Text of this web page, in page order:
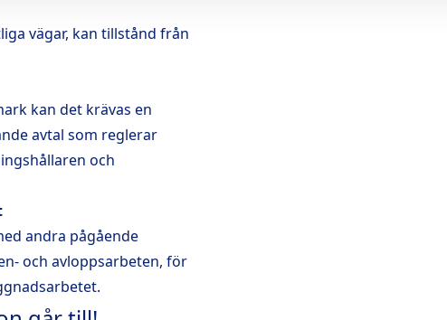
vägar, kan tillstånd från
kan det krävas en
avtal som reglerar
och
andra pågående
och avloppsarbeten, för